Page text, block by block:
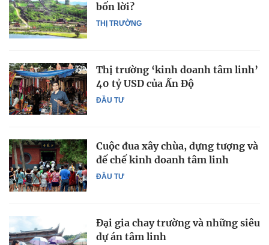
THỊ TRƯỜNG
bốn lời?
ĐẦU TƯ
Thị trường ‘kinh doanh tâm linh’
40 tỷ USD của Ấn Độ
ĐẦU TƯ
Cuộc đua xây chùa, dựng tượng và
đế chế kinh doanh tâm linh
Đại gia chay trường và những siêu
dự án tâm linh